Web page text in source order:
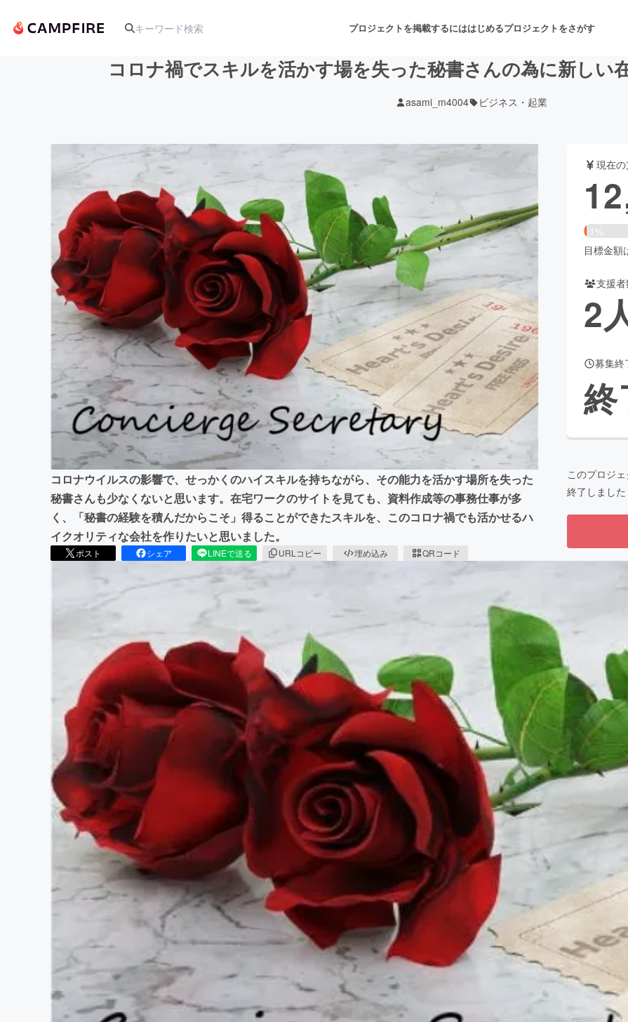
プロジェクトを掲載するにははじめるプロジェクトをさがす
アート・写真 音楽 舞台・パフォーマンス
テクノロジー・ガジェット ゲーム・サービス開発 フード・飲食店
映像・映画 書籍・雑誌出版
ビジネス・起業 チャレンジ ビューティー・ヘルス
まちづくり・地域活性化
CAMPFIRE for Social GoodCAMPFIRE Creation
CAMPFIREふるさと納税
machi-ya コミュニティ
コロナ禍でスキルを活かす場を失った秘書さんの為に新しい
asami_m4004 ビジネス・起業
コロナウイルスの影響で、せっかくのハイスキルを持ちながら、その能力を活かす場所を失った
秘書さんも少なくないと思います。在宅ワークのサイトを見ても、資料作成等の事務仕事が多
く、「秘書の経験を積んだからこそ」得ることができたスキルを、このコロナ禍でも活かせるハ
イクオリティな会社を作りたいと思いました。
ポスト シェア LINEで送る URLコピー 埋め込み QRコード
現在
1%
目標金額
支援者
2
募集終
終
このプロジェ
終了しました